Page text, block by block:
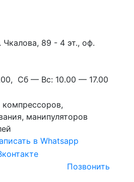
89 - 4 эт., оф.
Сб — Вс: 10.00 — 17.00
компрессоров,
манипуляторов
в Whatsapp
Позвонить